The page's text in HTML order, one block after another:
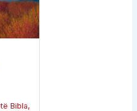
Bibla,